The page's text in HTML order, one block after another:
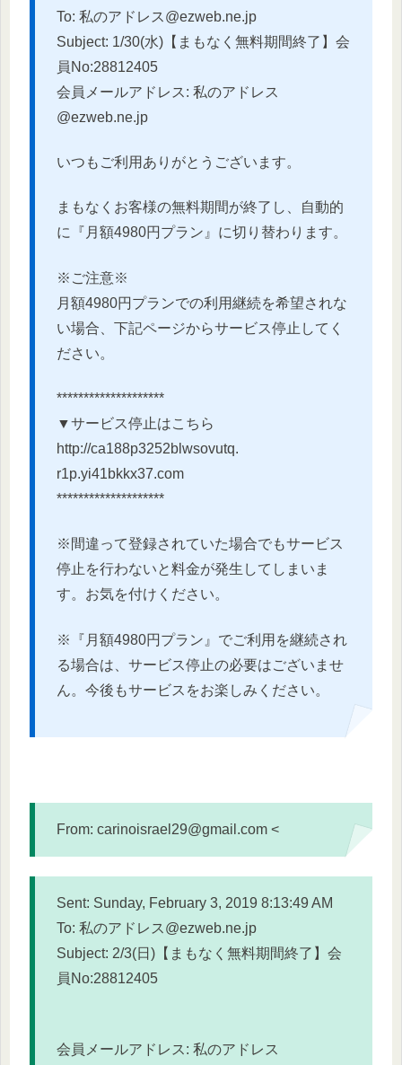
To: 私のアドレス@ezweb.ne.jp
Subject: 1/30(水)【まもなく無料期間終了】会
員No:28812405
会員メールアドレス: 私のアドレス
@ezweb.ne.jp
いつもご利用ありがとうございます。
まもなくお客様の無料期間が終了し、自動的
に『 月額4980円プラン』に切り替わります。
※ご注意※
月額4980円プランでの利用継続を希望されな
い場合、 下記ページからサービス停止してく
ださい。
********************
▼サービス停止はこちら
http://ca188p3252blwsovutq.
r1p.yi41bkkx37.com
********************
※ 間違って登録されていた場合でもサービス
停止を行わないと料金が発生してしまいま
す。お気を付けください。
※『月額4980円プラン』でご利用を継続され
る場合は、 サービス停止の必要はございませ
ん。 今後もサービスをお楽しみください。
From: carinoisrael29@gmail.com <
Sent: Sunday, February 3, 2019 8:13:49 AM
To: 私のアドレス@ezweb.ne.jp
Subject: 2/3(日)【まもなく無料期間終了】会
員No:28812405
会員メールアドレス: 私のアドレス